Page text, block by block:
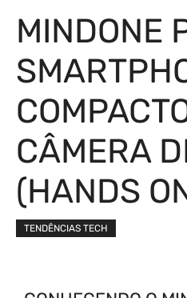
MINDONE
CÂMERA
(HANDS
TENDÊNCIAS TECH